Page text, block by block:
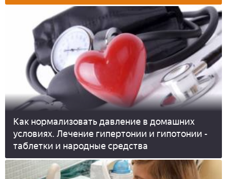
Как нормализовать давление в домашних
условиях. Лечение гипертонии и гипотонии -
таблетки и народные средства